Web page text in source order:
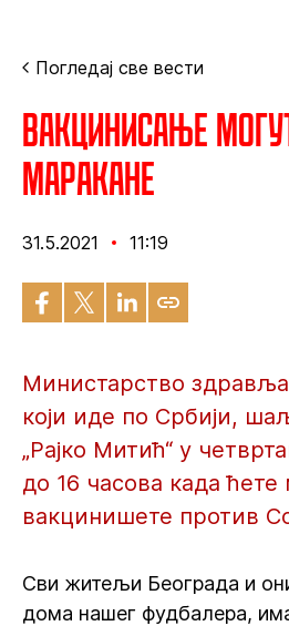
Погледај све вести
Вакцинисање
Маракане
31.5.2021 11:19
Министарство здравља
који иде по Србији,
„Рајко Митић“ у
до 16 часова када
вакцинишете против
Сви житељи Београда и
дома нашег фудбалера,